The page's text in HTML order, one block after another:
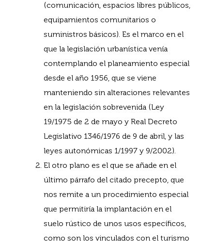
(comunicación, espacios libres públicos,
equipamientos comunitarios o
suministros básicos). Es el marco en el
que la legislación urbanística venía
contemplando el planeamiento especial
desde el año 1956, que se viene
manteniendo sin alteraciones relevantes
en la legislación sobrevenida (Ley
19/1975 de 2 de mayo y Real Decreto
Legislativo 1346/1976 de 9 de abril, y las
leyes autonómicas 1/1997 y 9/2002).
El otro plano es el que se añade en el
último párrafo del citado precepto, que
nos remite a un procedimiento especial
que permitiría la implantación en el
suelo rústico de unos usos específicos,
como son los vinculados con el turismo